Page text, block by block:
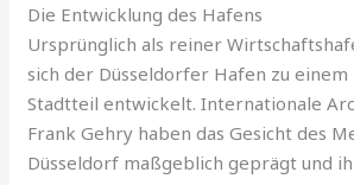
Die Entwicklung des Hafens
Ursprünglich als reiner
sich der Düsseldorfer Hafen zu
Stadtteil entwickelt. Internationale
Frank Gehry haben das Gesicht des
Düsseldorf maßgeblich geprägt und